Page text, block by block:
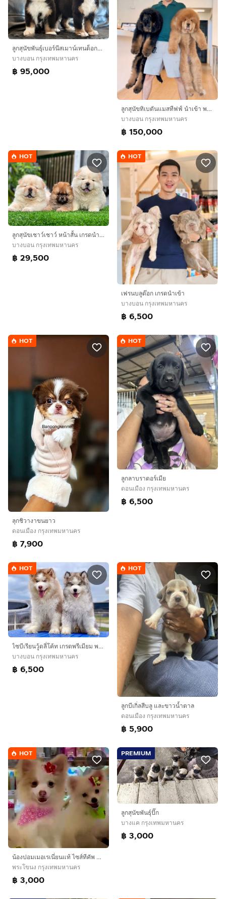
ลูกสุนัขพันธุ์เบอร์นีสเมาน์เทนด็อกนำเข้า
บางบอน กรุงเทพมหานคร
฿ 95,000
ลูกสุนัขทิเบตันแมสทีฟฟ์ นำเข้า พร้อมใบ
บางบอน กรุงเทพมหานคร
฿ 150,000
HOT
ลูกสุนัขเชาว์เชาว์ หน้าสั้น เกรดนำเข้า 🏆
บางบอน กรุงเทพมหานคร
฿ 29,500
HOT
เฟรนบลูด๊อก เกรดนำเข้า
บางบอน กรุงเทพมหานคร
฿ 6,500
HOT
ลุกชิวางาขนยาว
ดอนเมือง กรุงเทพมหานคร
฿ 7,900
HOT
ลูกลาบราดอร์เมีย
ดอนเมือง กรุงเทพมหานคร
฿ 6,500
HOT
ไซบีเรียนวู้ดลี่โค้ท เกรดพรีเมียม พร้อมใบ
บางบอน กรุงเทพมหานคร
฿ 6,500
HOT
ลูกบีเกิ่ลสีบลู และขาวน้ำตาล
ดอนเมือง กรุงเทพมหานคร
฿ 5,900
HOT
น้องปอมเมอเรเนี่ยนแท้ ไซส์ทีคัพ ฉีดวัคซีนรวมแล้วน้ิงสุขภาพแข็งแรงดีแล้ว 1 เข็ม
พระโขนง กรุงเทพมหานคร
฿ 3,000
PREMIUM
ลูกสุนัขพันธุ์ปั๊ก
บางแค กรุงเทพมหานคร
฿ 3,000